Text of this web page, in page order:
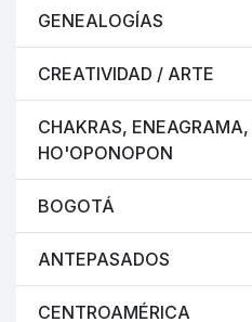
GENEALOGÍAS
CREATIVIDAD / ARTE
CHAKRAS,
HO'OPONOPON
BOGOTÁ
ANTEPASADOS
CENTROAMÉRICA